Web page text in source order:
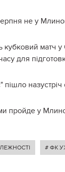
не у
кубковий матч
для
пройде у
# ФК